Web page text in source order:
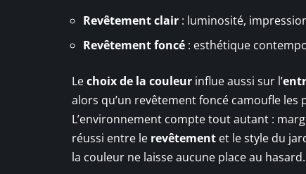
Revêtement clair : luminosité,
Revêtement foncé : esthétique
Lechoix de la couleur influe aussi sur l’
alors qu’un revêtement foncé camoufle
L’environnement compte tout autant :
réussi entre le revêtement et le style du
la couleur ne laisse aucune place au hasard.